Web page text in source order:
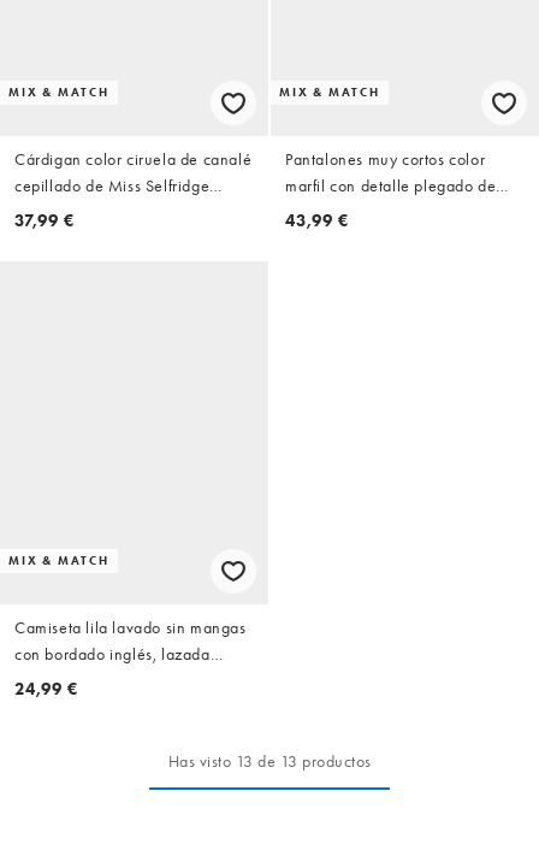
MIX & MATCH
Cárdigan color ciruela de canalé
cepillado de Miss Selfridge
(parte de un conjunto)
37,99 €
MIX & MATCH
Pantalones muy cortos color
marfil con detalle plegado de
encaje Shama de Motel (parte
43,99 €
MIX & MATCH
Camiseta lila lavado sin mangas
con bordado inglés, lazada
lateral y detalle plisado de ASOS
24,99 €
Has visto 13 de 13 productos